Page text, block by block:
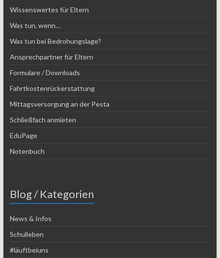
Wissenswertes für Eltern
Was tun, wenn…
Was tun bei Bedrohungslage?
Ansprechpartner für Eltern
Formulare / Downloads
Fahrtkostenrückerstattung
Mittagsversorgung an der Pesta
Schließfach anmieten
EduPage
Notenbuch
Blog / Kategorien
News & Infos
Schulleben
#läuftbeiuns